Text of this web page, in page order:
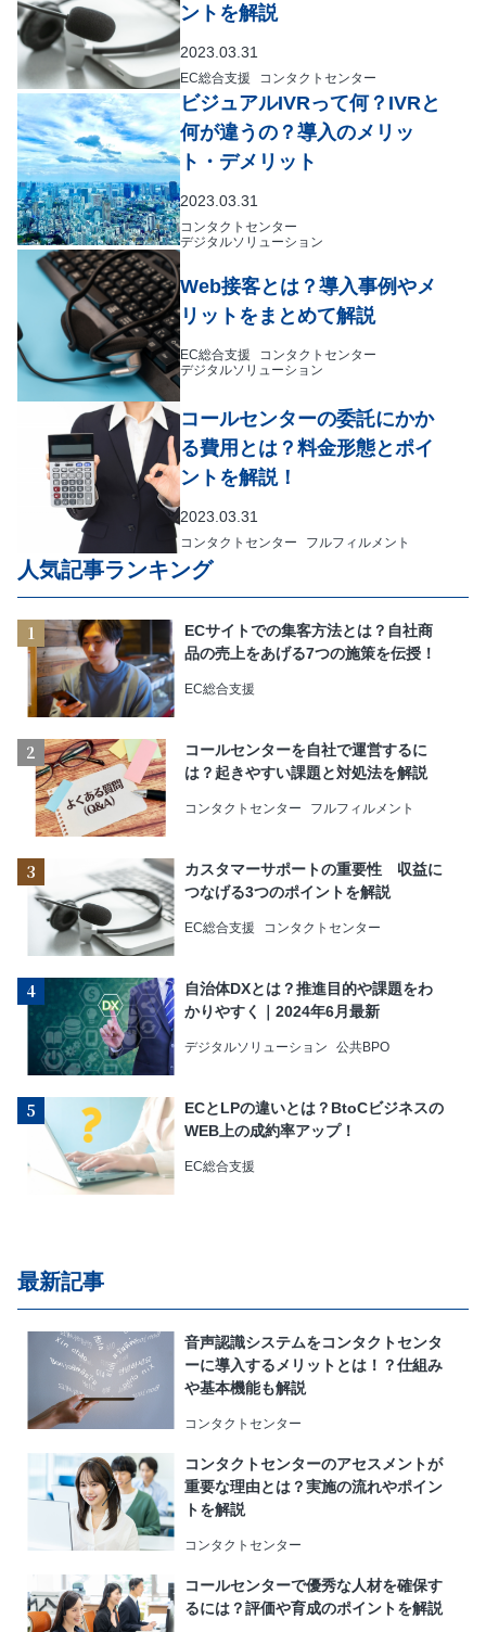
ントを解説
2023.03.31
EC総合支援 コンタクトセンター
ビジュアルIVRって何？IVRと
何が違うの？導入のメリッ
ト・デメリット
2023.03.31
コンタクトセンター
デジタルソリューション
Web接客とは？導入事例やメ
リットをまとめて解説
EC総合支援
コンタクトセンター
デジタルソリューション
コールセンターの委託にかか
る費用とは？料金形態とポイ
ントを解説！
2023.03.31
コンタクトセンター フルフィルメント
人気記事ランキング
ECサイトでの集客方法とは？自社商
品の売上をあげる7つの施策を伝授！
EC総合支援
コールセンターを自社で運営するに
は？起きやすい課題と対処法を解説
コンタクトセンター フルフィルメント
カスタマーサポートの重要性 収益に
つなげる3つのポイントを解説
EC総合支援 コンタクトセンター
自治体DXとは？推進目的や課題をわ
かりやすく｜2024年6月最新
デジタルソリューション 公共BPO
ECとLPの違いとは？BtoCビジネスの
WEB上の成約率アップ！
EC総合支援
最新記事
音声認識システムをコンタクトセンタ
ーに導入するメリットとは！？仕組み
や基本機能も解説
コンタクトセンター
コンタクトセンターのアセスメントが
重要な理由とは？実施の流れやポイン
トを解説
コンタクトセンター
コールセンターで優秀な人材を確保す
るには？評価や育成のポイントを解説